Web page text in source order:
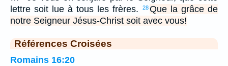
lettre soit lue à tous les frères.
28Que la grâce de
notre Seigneur Jésus-Christ soit avec vous!
Références Croisées
Romains 16:20